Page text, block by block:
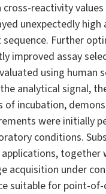
reactivity
unexpectedly
Further
improved assay
using human
analytical signal,
of incubation,
were initially
conditions.
acquisition under
suitable for point-of-